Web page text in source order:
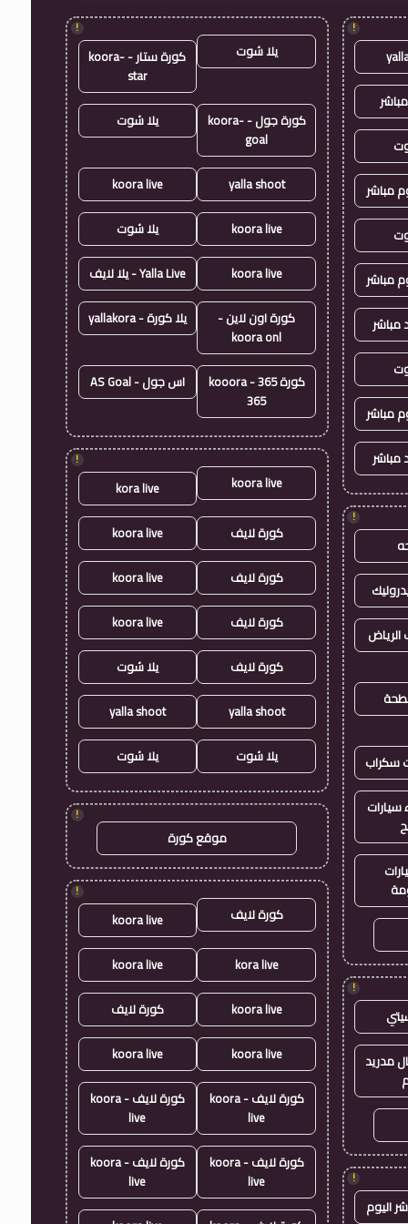
!
مباشر
مباشر
مباشر
مباشر
مباشر
!
سكراب
!
مدريد
!
اليوم
!
يلا شوت
كورة ستار - koora-
star
كورة جول - koora-
goal
يلا شوت
yalla shoot
koora live
koora live يلا شوت
koora live Yalla Live - يلا لايف
كورة اون لاين -
koora onl
يلا كورة - yallakora
كورة 365 - kooora
365
اس جول - AS Goal
!
koora live
kora live
كورة لايف koora live
كورة لايف koora live
كورة لايف koora live
كورة لايف يلا شوت
yalla shoot
yalla shoot
يلا شوت يلا شوت
!
موقع كورة
!
كورة لايف koora live
kora live
koora live
koora live كورة لايف
koora live
koora live
كورة لايف - koora
live
كورة لايف - koora
live
كورة لايف - koora
live
كورة لايف - koora
live